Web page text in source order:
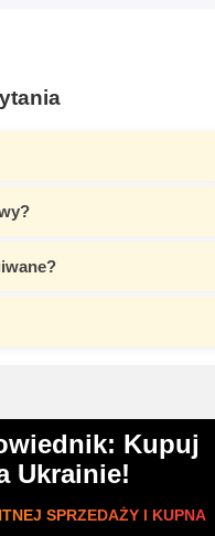
Kupuj
Ukrainie!
SPRZEDAŻY I KUPNA